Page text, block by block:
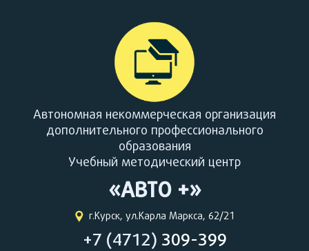
Автономная некоммерческая организация
дополнительного профессионального
образования
Учебный методический центр
«АВТО +»
г.Курск, ул.Карла Маркса, 62/21
+7 (4712) 309-399